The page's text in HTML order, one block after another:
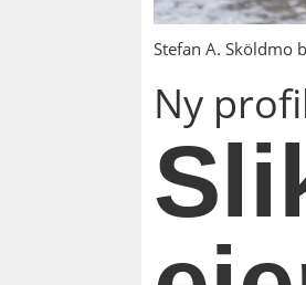
Stefan A. Sköldmo
Ny